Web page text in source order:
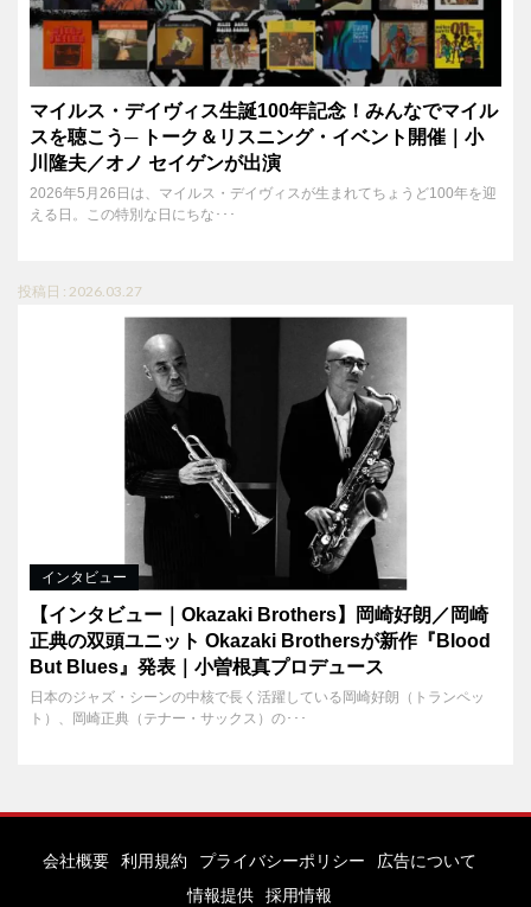
マイルス・デイヴィス生誕100年記念！みんなでマイル
スを聴こう─ トーク＆リスニング・イベント開催｜小
川隆夫／オノ セイゲンが出演
2026年5月26日は、マイルス・デイヴィスが生まれてちょうど100年を迎
える日。この特別な日にちな･･･
投稿日 : 2026.03.27
インタビュー
【インタビュー｜Okazaki Brothers】岡崎好朗／岡崎
正典の双頭ユニット Okazaki Brothersが新作『Blood
But Blues』発表｜小曽根真プロデュース
日本のジャズ・シーンの中核で長く活躍している岡崎好朗（トランペッ
ト）、岡崎正典（テナー・サックス）の･･･
会社概要 利用規約 プライバシーポリシー
広告について
情報提供
採用情報